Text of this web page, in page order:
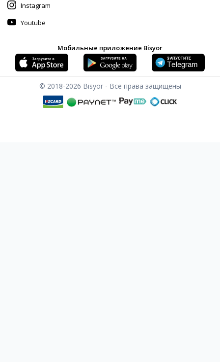
Instagram
Youtube
Мобильные приложение Bisyor
© 2018-2026 Bisyor - Все права защищены